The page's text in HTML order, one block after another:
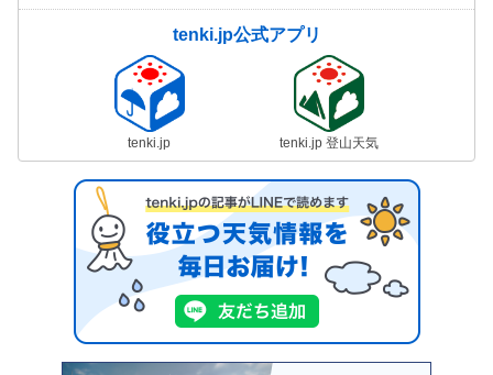
tenki.jp公式アプリ
tenki.jp tenki.jp 登山天気